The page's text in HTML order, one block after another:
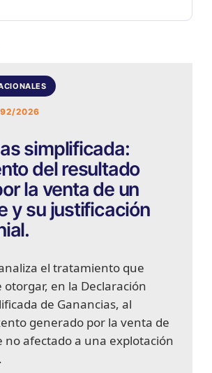
2026
simplificada:
del resultado
la venta de un
y su justificación
el tratamiento que
otorgar, en la Declaración
de Ganancias, al
generado por la venta de
no afectado a una explotación